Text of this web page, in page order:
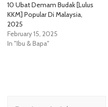
10 Ubat Demam Budak [Lulus
KKM] Popular Di Malaysia,
2025
February 15, 2025
In "Ibu & Bapa"
Post